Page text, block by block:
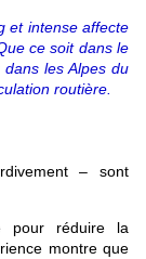
et intense affecte
ce soit dans le
les Alpes du
routière.
– sont
pour réduire la
montre que